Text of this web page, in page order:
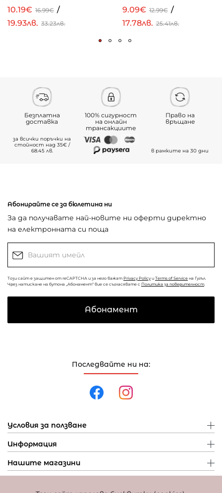
10.19€ 16.99€ /
19.93лв. 33.23лв.
9.09€ 12.99€ /
17.78лв. 25.41лв.
Безплатна
доставка
за всички поръчки на
стойност над 35€ /
68.45 лв.
100% сигурност
на онлайн
трансакциите
Право на
връщане
в рамките на 30 дни
Последвайте ни на:
Условия за ползване
Информация
Нашите магазини
Абонирайте се за бюлетина ни
За да получавате най-новите ни оферти директно
на електронната си поща
Този сайт е защитен от reCAPTCHA и за него важат Privacy Policy и Terms of Service на Гугъл.
Чрез натискане на бутона „Абонамент“ вие се съгласявате с Политика за поверителност
Абонамент